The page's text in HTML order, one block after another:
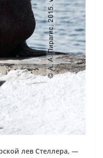
лев Стеллера, —